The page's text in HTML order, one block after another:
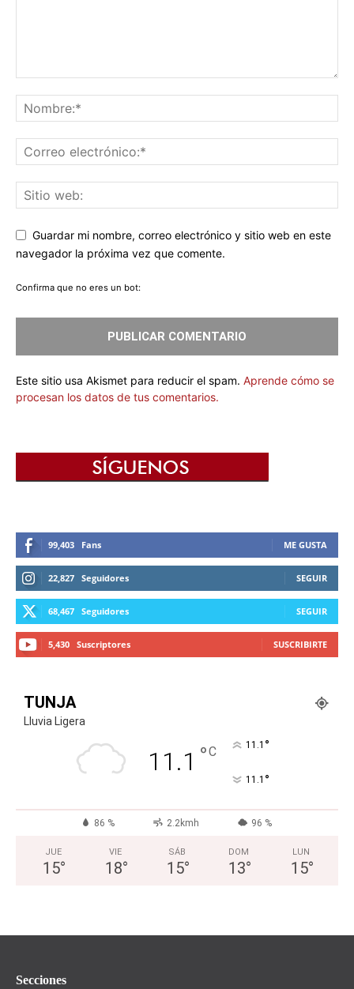
Guardar mi nombre, correo electrónico y sitio web en este
navegador la próxima vez que comente.
Confirma que no eres un bot:
Este sitio usa Akismet para reducir el spam. Aprende cómo se
procesan los datos de tus comentarios.
99,403 Fans ME GUSTA
22,827 Seguidores SEGUIR
68,467 Seguidores SEGUIR
5,430 Suscriptores SUSCRIBIRTE
TUNJA
Lluvia Ligera
11.1 °C 11.1 °
11.1 °
86 % 2.2kmh 96 %
JUE
15°
VIE
18°
SÁB
15°
DOM
13°
LUN
15°
Secciones